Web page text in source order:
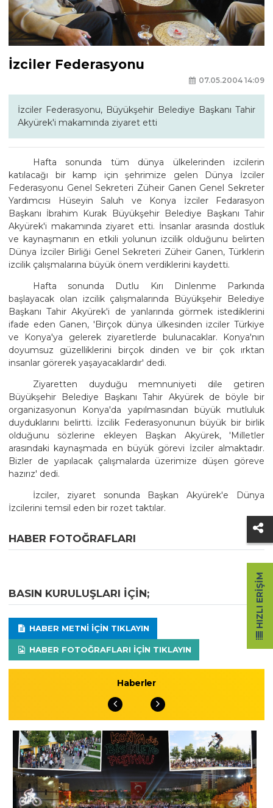
İzciler Federasyonu
07.05.2004 14:09
İzciler Federasyonu, Büyükşehir Belediye Başkanı Tahir
Akyürek'i makamında ziyaret etti
Hafta sonunda tüm dünya ülkelerinden izcilerin
katılacağı bir kamp için şehrimize gelen Dünya İzciler
Federasyonu Genel Sekreteri Züheir Ganen Genel Sekreter
Yardımcısı Hüseyin Saluh ve Konya İzciler Fedarasyon
Başkanı İbrahim Kurak Büyükşehir Belediye Başkanı Tahir
Akyürek'i makamında ziyaret etti. İnsanlar arasında dostluk
ve kaynaşmanın en etkili yolunun izcilik olduğunu belirten
Dünya İzciler Birliği Genel Sekreteri Züheir Ganen, Türklerin
izcilik çalışmalarına büyük önem verdiklerini kaydetti.
Hafta sonunda Dutlu Kırı Dinlenme Parkında
başlayacak olan izcilik çalışmalarında Büyükşehir Belediye
Başkanı Tahir Akyürek'i de yanlarında görmek istediklerini
ifade eden Ganen, 'Birçok dünya ülkesinden izciler Türkiye
ve Konya'ya gelerek ziyaretlerde bulunacaklar. Konya'nın
doyumsuz güzelliklerini birçok dinden ve bir çok ırktan
insanlar görerek yaşayacaklardır' dedi.
Ziyaretten duyduğu memnuniyeti dile getiren
Büyükşehir Belediye Başkanı Tahir Akyürek de böyle bir
organizasyonun Konya'da yapılmasından büyük mutluluk
duyduklarını belirtti. İzcilik Federasyonunun büyük bir birlik
olduğunu sözlerine ekleyen Başkan Akyürek, 'Milletler
arasındaki kaynaşmada en büyük görevi İzciler almaktadır.
Bizler de yapılacak çalışmalarda üzerimize düşen göreve
hazırız' dedi.
İzciler, ziyaret sonunda Başkan Akyürek'e Dünya
İzcilerini temsil eden bir rozet taktılar.
HABER FOTOĞRAFLARI
BASIN KURULUŞLARI IÇIN;
HABER METNI IÇIN TIKLAYIN
HABER FOTOĞRAFLARI IÇIN TIKLAYIN
Haberler
HIZLI ERIŞIM